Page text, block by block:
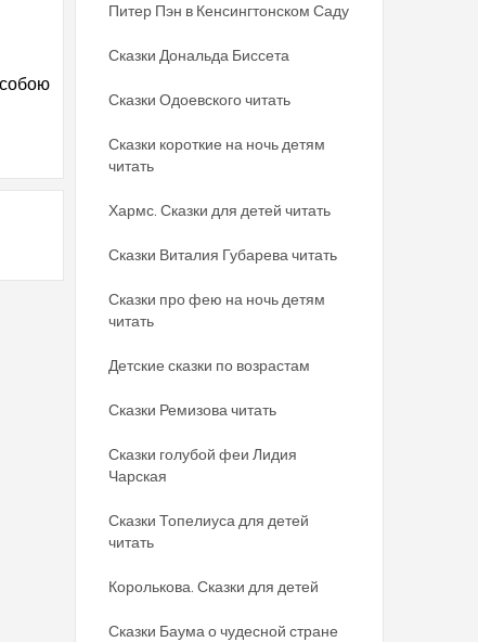
Питер Пэн в Кенсингтонском Саду
Сказки Дональда Биссета
Сказки Одоевского читать
Сказки короткие на ночь детям
читать
Хармс. Сказки для детей читать
Сказки Виталия Губарева читать
Сказки про фею на ночь детям
читать
Детские сказки по возрастам
Сказки Ремизова читать
Сказки голубой феи Лидия
Чарская
Сказки Топелиуса для детей
читать
Королькова. Сказки для детей
Сказки Баума о чудесной стране